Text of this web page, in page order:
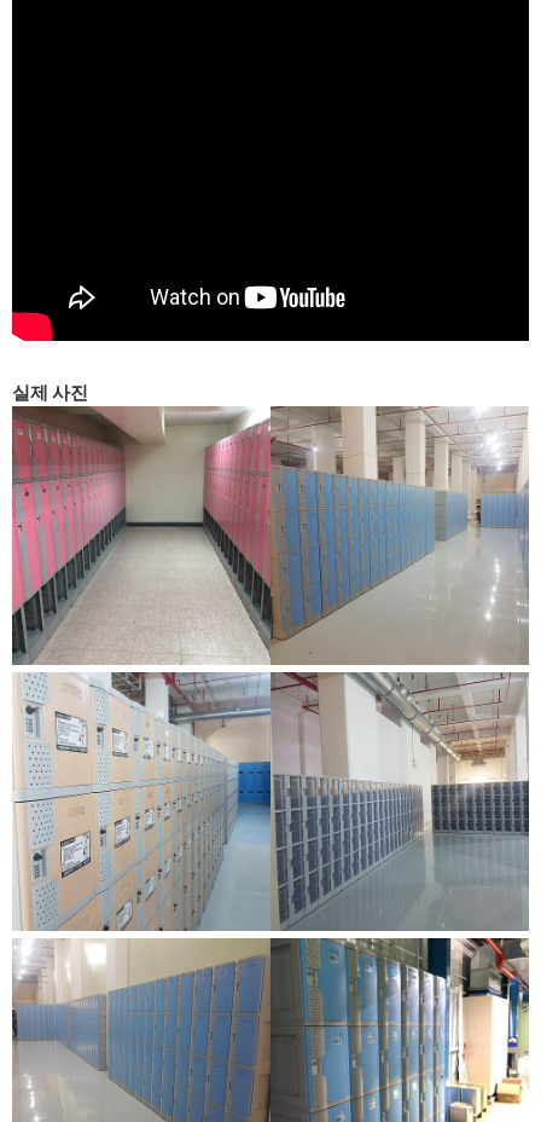
실제 사진